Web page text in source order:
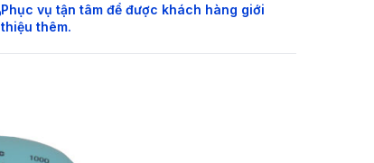
Phục vụ tận tâm để được khách hàng giới
thiệu thêm.